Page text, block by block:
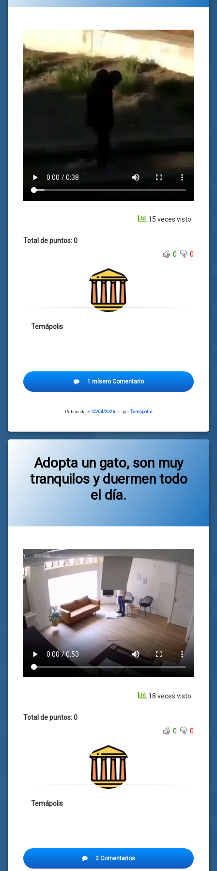
15 veces visto
Total de puntos: 0
0
0
Temápolis
1 mísero Comentario
Publicada el 25/04/2026
Actualizado
porTemápolis
Adopta un gato, son muy
tranquilos y duermen todo
el día.
18 veces visto
Total de puntos: 0
0
0
Temápolis
2 Comentarios